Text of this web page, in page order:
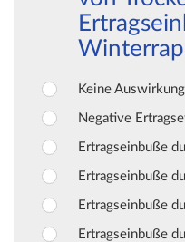
Keine
Negative
Ertragseinbuße
Ertragseinbuße
Ertragseinbuße
Ertragseinbuße